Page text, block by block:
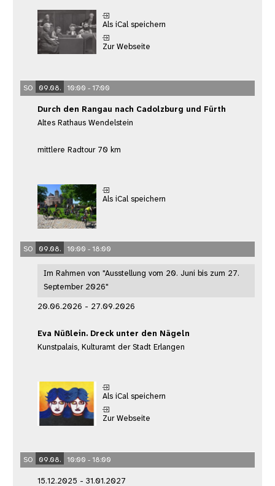
Als iCal speichern
Zur Webseite
SO 09.08. 10:00 - 17:00
Durch den Rangau nach Cadolzburg und Fürth
Altes Rathaus Wendelstein
mittlere Radtour 70 km
Als iCal speichern
SO 09.08. 10:00 - 18:00
Im Rahmen von "Ausstellung vom 20. Juni bis zum 27.
September 2026"
20.06.2026 - 27.09.2026
Eva Nüßlein. Dreck unter den Nägeln
Kunstpalais, Kulturamt der Stadt Erlangen
Als iCal speichern
Zur Webseite
SO 09.08. 10:00 - 18:00
15.12.2025 - 31.01.2027